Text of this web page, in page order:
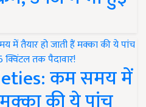
कम समय में